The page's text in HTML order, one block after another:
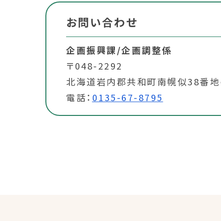
お問い合わせ
企画振興課/企画調整係
〒048-2292
北海道岩内郡共和町南幌似38番
電話： 0135-67-8795